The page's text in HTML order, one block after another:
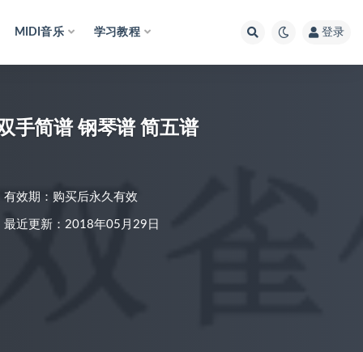
MIDI音乐 学习教程 登录
手简谱 钢琴谱 简五谱
有效期：购买后永久有效
最近更新：2018年05月29日